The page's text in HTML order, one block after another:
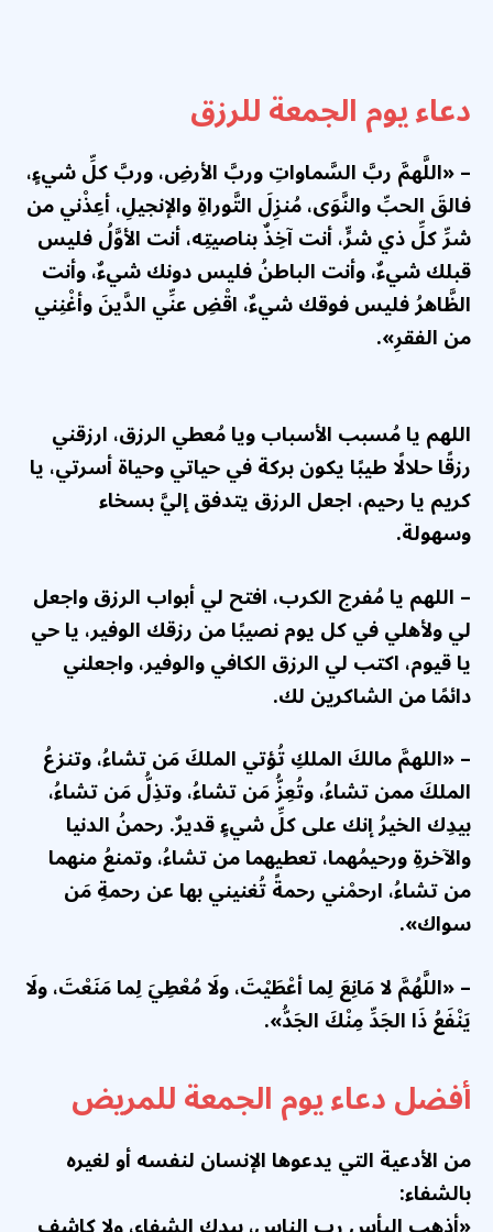
دعاء يوم الجمعة للرزق
– «اللَّهمَّ ربَّ السَّماواتِ وربَّ الأرضِ، وربَّ كلِّ شيءٍ،
فالقَ الحبِّ والنَّوَى، مُنزِلَ التَّوراةِ والإنجيلِ، أعِذْني من
شرِّ كلِّ ذي شرٍّ، أنت آخِذٌ بناصيتِه، أنت الأوَّلُ فليس
قبلك شيءٌ، وأنت الباطنُ فليس دونك شيءٌ، وأنت
الظَّاهرُ فليس فوقك شيءٌ، اقْضِ عنِّي الدَّينَ وأغْنِني
من الفقرِ».
اللهم يا مُسبب الأسباب ويا مُعطي الرزق، ارزقني
رزقًا حلالًا طيبًا يكون بركة في حياتي وحياة أسرتي، يا
كريم يا رحيم، اجعل الرزق يتدفق إليَّ بسخاء
وسهولة.
– اللهم يا مُفرج الكرب، افتح لي أبواب الرزق واجعل
لي ولأهلي في كل يوم نصيبًا من رزقك الوفير، يا حي
يا قيوم، اكتب لي الرزق الكافي والوفير، واجعلني
دائمًا من الشاكرين لك.
– «اللهمَّ مالكَ الملكِ تُؤتي الملكَ مَن تشاءُ، وتنزعُ
الملكَ ممن تشاءُ، وتُعِزُّ مَن تشاءُ، وتذِلُّ مَن تشاءُ،
بيدِك الخيرُ إنك على كلِّ شيءٍ قديرٌ. رحمنُ الدنيا
والآخرةِ ورحيمُهما، تعطيهما من تشاءُ، وتمنعُ منهما
من تشاءُ، ارحمْني رحمةً تُغنيني بها عن رحمةِ مَن
سواك».
– «اللَّهُمَّ لا مَانِعَ لِما أعْطَيْتَ، ولَا مُعْطِيَ لِما مَنَعْتَ، ولَا
يَنْفَعُ ذَا الجَدِّ مِنْكَ الجَدُّ».
أفضل دعاء يوم الجمعة للمريض
من الأدعية التي يدعوها الإنسان لنفسه أو لغيره
بالشفاء: